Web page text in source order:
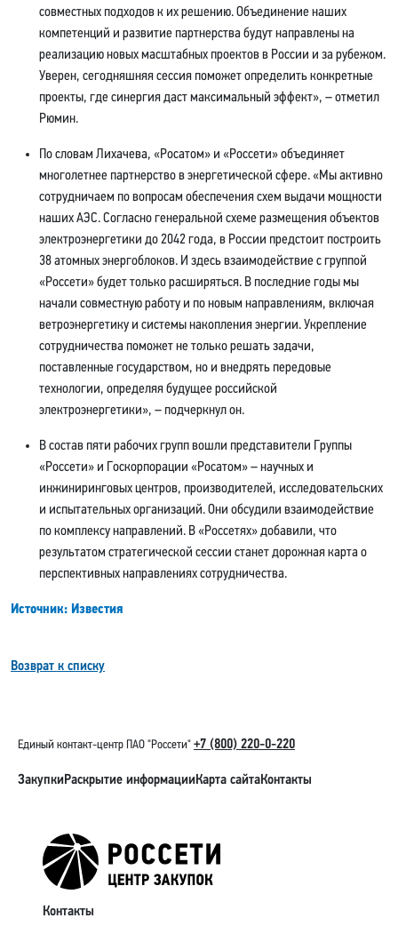
совместных подходов к их решению. Объединение наших
компетенций и развитие партнерства будут направлены на
реализацию новых масштабных проектов в России и за рубежом.
Уверен, сегодняшняя сессия поможет определить конкретные
проекты, где синергия даст максимальный эффект», – отметил
Рюмин.
По словам Лихачева, «Росатом» и «Россети» объединяет
многолетнее партнерство в энергетической сфере. «Мы активно
сотрудничаем по вопросам обеспечения схем выдачи мощности
наших АЭС. Согласно генеральной схеме размещения объектов
электроэнергетики до 2042 года, в России предстоит построить
38 атомных энергоблоков. И здесь взаимодействие с группой
«Россети» будет только расширяться. В последние годы мы
начали совместную работу и по новым направлениям, включая
ветроэнергетику и системы накопления энергии. Укрепление
сотрудничества поможет не только решать задачи,
поставленные государством, но и внедрять передовые
технологии, определяя будущее российской
электроэнергетики», – подчеркнул он.
В состав пяти рабочих групп вошли представители Группы
«Россети» и Госкорпорации «Росатом» – научных и
инжиниринговых центров, производителей, исследовательских
и испытательных организаций. Они обсудили взаимодействие
по комплексу направлений. В «Россетях» добавили, что
результатом стратегической сессии станет дорожная карта о
перспективных направлениях сотрудничества.
Источник: Известия
Возврат к списку
Единый контакт-центр ПАО "Россети" +7 (800) 220-0-220
ЗакупкиРаскрытие информацииКарта сайтаКонтакты
Контакты